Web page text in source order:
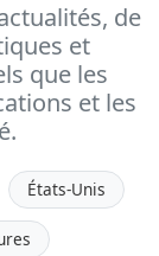
de
et
que les
et les
États-Unis